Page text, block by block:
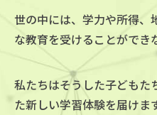
世の中には、学力や所得、
な教育を受けることができ
私たちはそうした子どもた
た新しい学習体験を届けます